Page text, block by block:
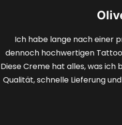
Selten finde ich ein Angebot,
auch qualitativ hochwertig
mir die Sicherheit, ein
zu erhalten, und die